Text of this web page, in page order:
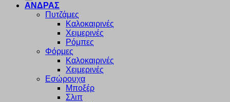
ΑΝΔΡΑΣ
Πυτζάμες
Καλοκαιρινές
Χειμερινές
Ρόμπες
Φόρμες
Καλοκαιρινές
Χειμερινές
Εσώρουχα
Μποξέρ
Σλιπ